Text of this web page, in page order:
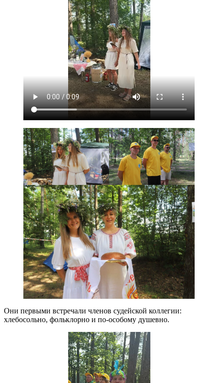
Они первыми встречали членов судейской коллегии:
хлебосольно, фольклорно и по-особому душевно.